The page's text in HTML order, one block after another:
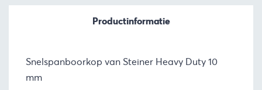
Productinformatie
Snelspanboorkop van Steiner Heavy Duty 10
mm